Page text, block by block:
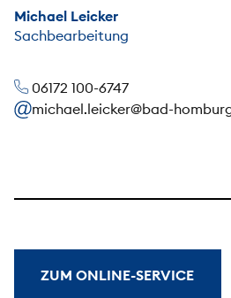
Michael Leicker
Sachbearbeitung
06172 100-6747
michael.leicker@bad-
ZUM ONLINE-SERVICE